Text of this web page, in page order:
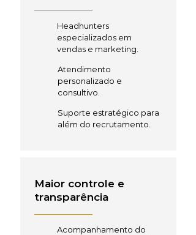
Headhunters
especializados em
vendas e marketing.
Atendimento
personalizado e
consultivo.
Suporte estratégico para
além do recrutamento.
Maior controle e
transparência
Acompanhamento do